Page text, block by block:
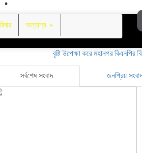
অন্যান্য
বৃষ্টি উপেক্ষা করে মহানগর বিএনপির বিশাল
সর্বশেষ সংবাদ জনপ্রিয়